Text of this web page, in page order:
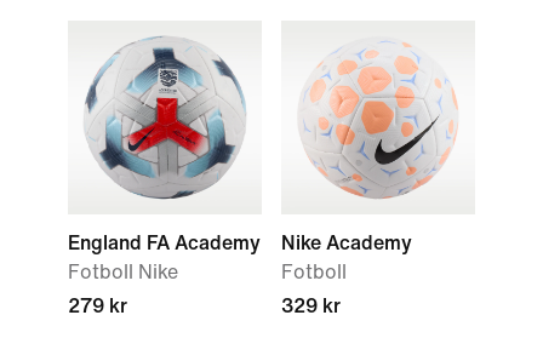
England FA Academy
Fotboll Nike
279 kr
Nike Academy
Fotboll
329 kr